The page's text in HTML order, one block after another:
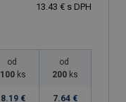
13.43 € s DPH
od
100 ks
8.19 €
od
200 ks
7.64 €